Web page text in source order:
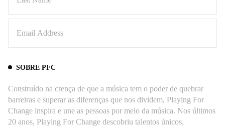
SOBRE PFC
Construído na crença de que a música tem o poder de quebrar
barreiras e superar as diferenças que nos dividem, Playing For
Change inspira e une as pessoas por meio da música. Nos últimos
20 anos, Playing For Change descobriu talentos únicos,